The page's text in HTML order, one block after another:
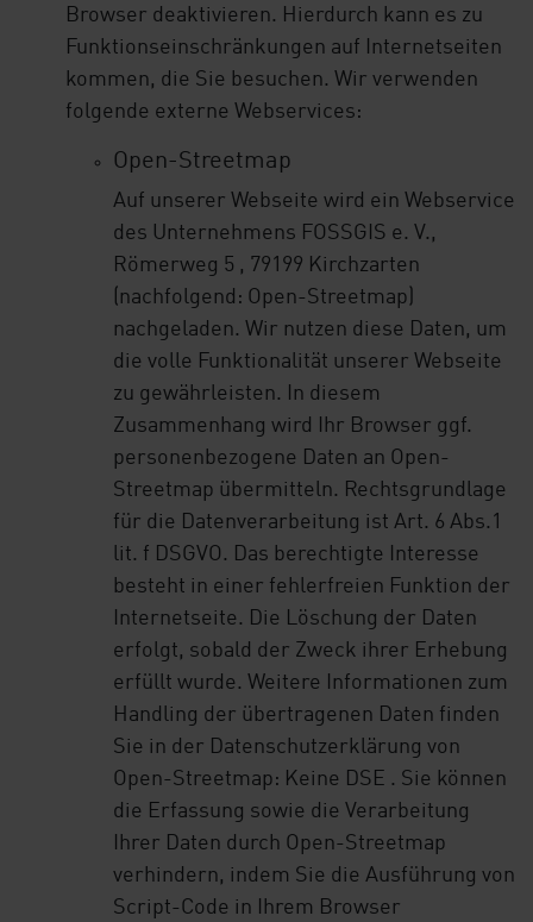
Browser deaktivieren. Hierdurch kann es zu
Funktionseinschränkungen auf Internetseiten
kommen, die Sie besuchen. Wir verwenden
folgende externe Webservices:
Open-Streetmap
Auf unserer Webseite wird ein Webservice
des Unternehmens FOSSGIS e. V.,
Römerweg 5 , 79199 Kirchzarten
(nachfolgend: Open-Streetmap)
nachgeladen. Wir nutzen diese Daten, um
die volle Funktionalität unserer Webseite
zu gewährleisten. In diesem
Zusammenhang wird Ihr Browser ggf.
personenbezogene Daten an Open-
Streetmap übermitteln. Rechtsgrundlage
für die Datenverarbeitung ist Art. 6 Abs.1
lit. f DSGVO. Das berechtigte Interesse
besteht in einer fehlerfreien Funktion der
Internetseite. Die Löschung der Daten
erfolgt, sobald der Zweck ihrer Erhebung
erfüllt wurde. Weitere Informationen zum
Handling der übertragenen Daten finden
Sie in der Datenschutzerklärung von
Open-Streetmap: Keine DSE . Sie können
die Erfassung sowie die Verarbeitung
Ihrer Daten durch Open-Streetmap
verhindern, indem Sie die Ausführung von
Script-Code in Ihrem Browser